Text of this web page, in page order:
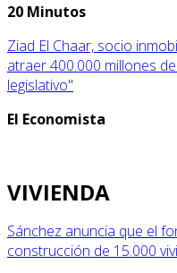
20 Minutos
Ziad El Chaar, socio
atraer 400.000 millones
legislativo"
El Economista
VIVIENDA
Sánchez anuncia que el
construcción de 15.000